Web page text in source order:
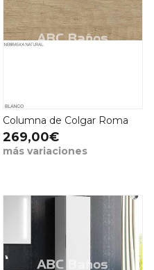
Columna de Colgar Roma
269,00€
más variaciones